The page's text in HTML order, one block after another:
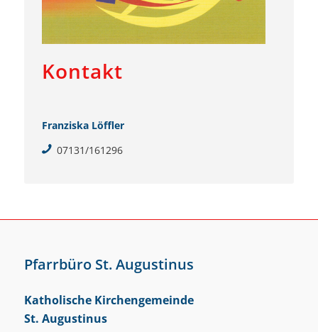
Kontakt
Franziska Löffler
07131/161296
Pfarrbüro St. Augustinus
Katholische Kirchengemeinde
St. Augustinus